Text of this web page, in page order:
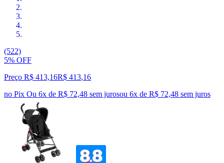
(522)
5% OFF
Preço R$ 413,16R$ 413,16
no Pix Ou 6x de R$ 72,48 sem jurosou 6x de R$ 72,48 sem juros